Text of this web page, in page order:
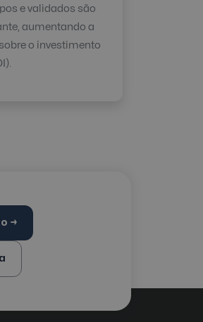
e validados são
aumentando a
o investimento
→